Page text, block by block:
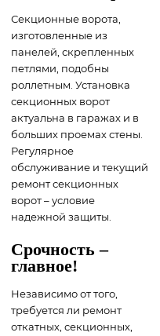
Секционные ворота,
изготовленные из
панелей, скрепленных
петлями, подобны
роллетным. Установка
секционных ворот
актуальна в гаражах и в
больших проемах стены.
Регулярное
обслуживание и текущий
ремонт секционных
ворот – условие
надежной защиты.
Срочность –
главное!
Независимо от того,
требуется ли ремонт
откатных, секционных,